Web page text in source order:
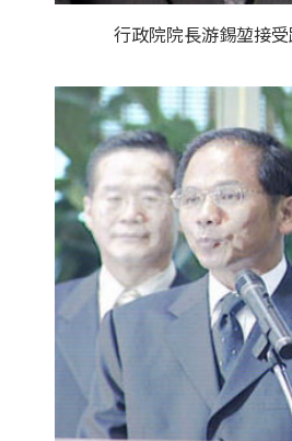
行政院院長游錫堃接